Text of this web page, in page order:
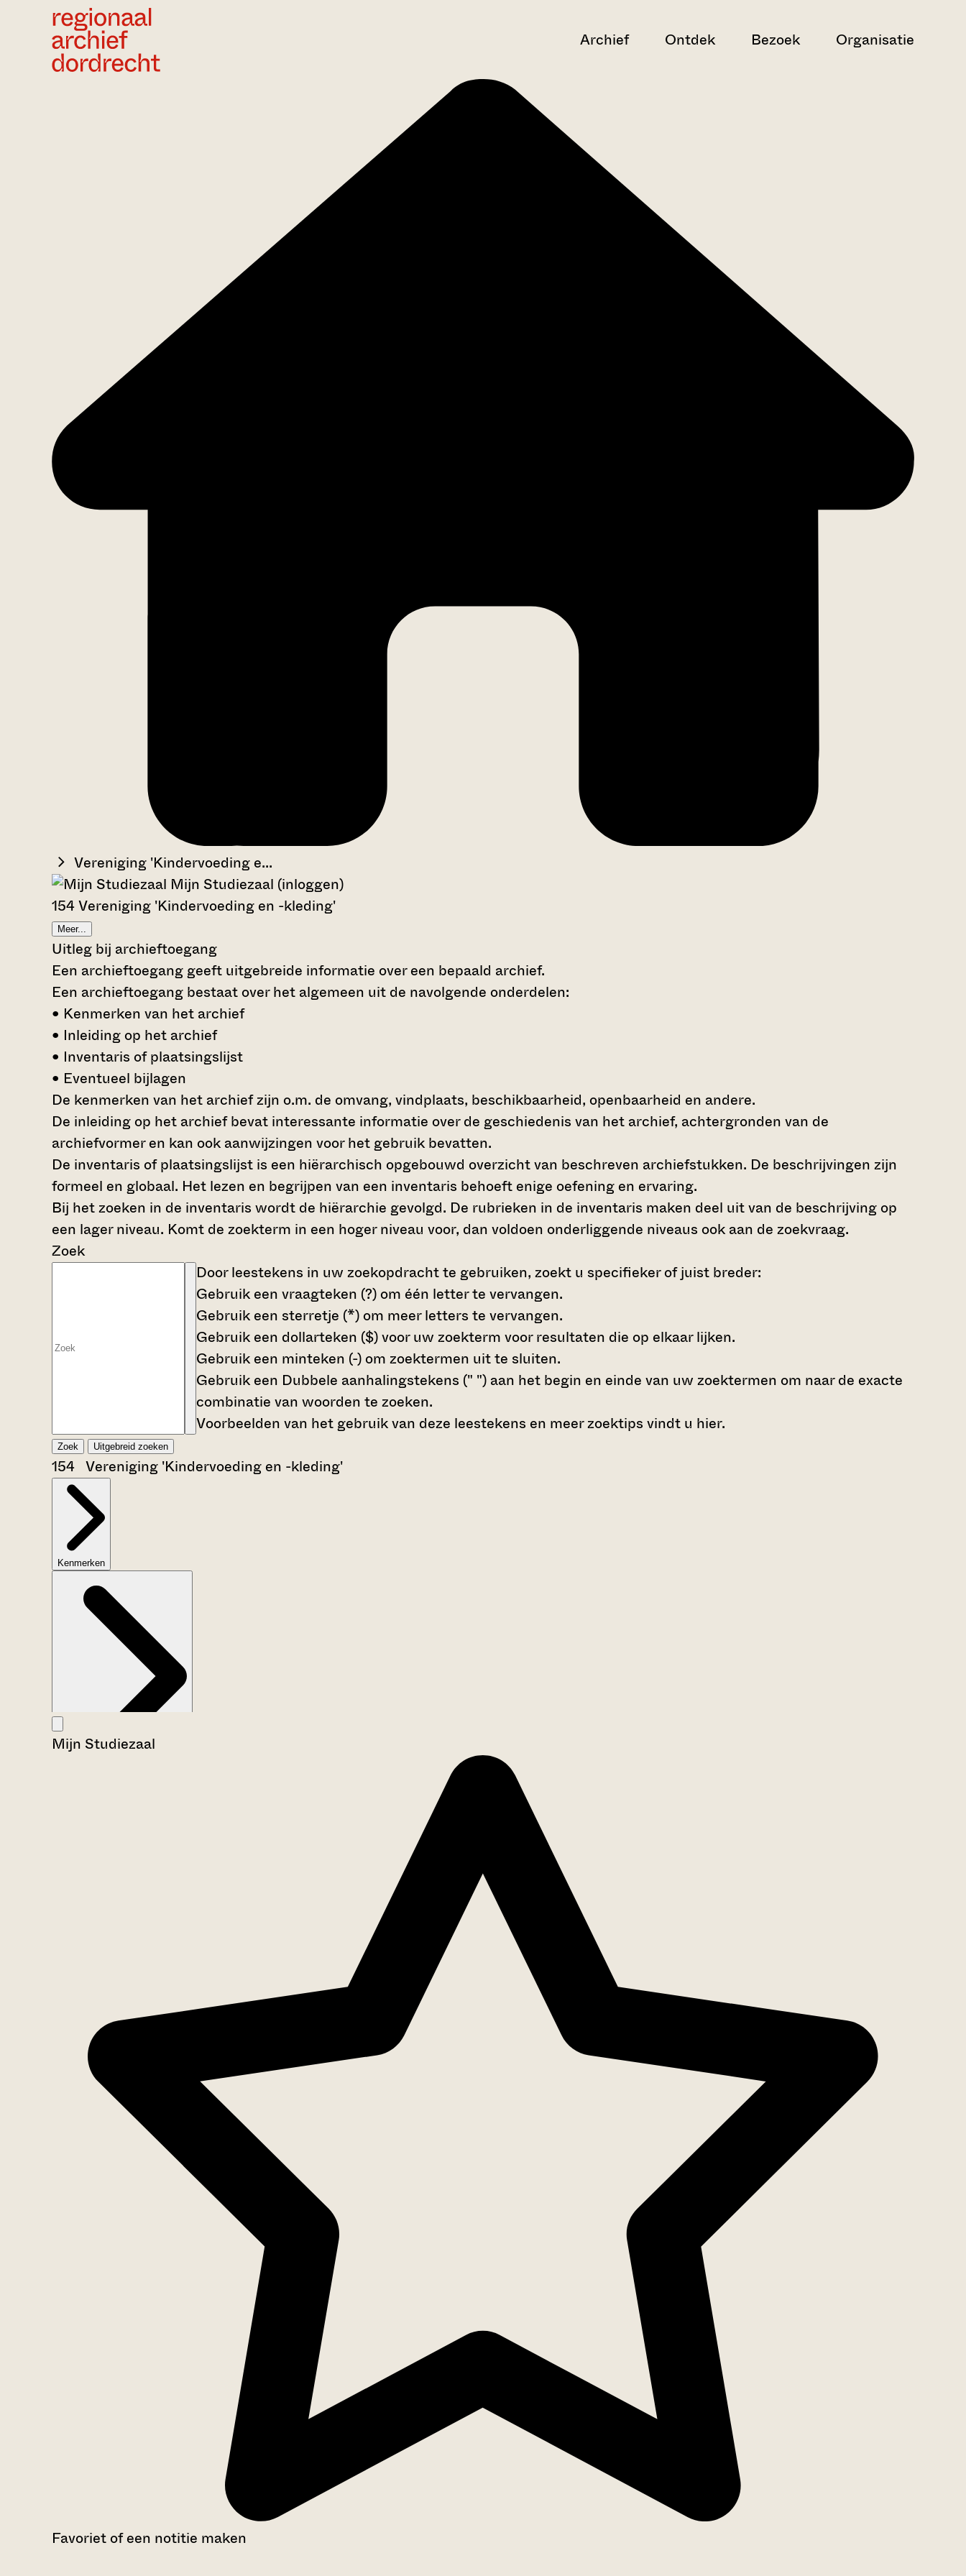
Archief Ontdek Bezoek Organisatie
Vereniging 'Kindervoeding e...
Mijn Studiezaal (inloggen)
154 Vereniging 'Kindervoeding en -kleding'
Meer...
Uitleg bij archieftoegang
Een archieftoegang geeft uitgebreide informatie over een bepaald archief.
Een archieftoegang bestaat over het algemeen uit de navolgende onderdelen:
• Kenmerken van het archief
• Inleiding op het archief
• Inventaris of plaatsingslijst
• Eventueel bijlagen
De kenmerken van het archief zijn o.m. de omvang, vindplaats, beschikbaarheid, openbaarheid en andere.
De inleiding op het archief bevat interessante informatie over de geschiedenis van het archief, achtergronden van de
archiefvormer en kan ook aanwijzingen voor het gebruik bevatten.
De inventaris of plaatsingslijst is een hiërarchisch opgebouwd overzicht van beschreven archiefstukken. De beschrijvingen zijn
formeel en globaal. Het lezen en begrijpen van een inventaris behoeft enige oefening en ervaring.
Bij het zoeken in de inventaris wordt de hiërarchie gevolgd. De rubrieken in de inventaris maken deel uit van de beschrijving op
een lager niveau. Komt de zoekterm in een hoger niveau voor, dan voldoen onderliggende niveaus ook aan de zoekvraag.
Zoek
Door leestekens in uw zoekopdracht te gebruiken, zoekt u specifieker of juist breder:
Gebruik een vraagteken (?) om één letter te vervangen.
Gebruik een sterretje (*) om meer letters te vervangen.
Gebruik een dollarteken ($)voor uw zoekterm voor resultaten die op elkaar lijken.
Gebruik een minteken (-) om zoektermen uit te sluiten.
Gebruik een Dubbele aanhalingstekens (" ") aan het begin en einde van uw zoektermen om naar de exacte
combinatie van woorden te zoeken.
Voorbeelden van het gebruik van deze leestekens en meer zoektips vindt u hier.
Zoek Uitgebreid zoeken
154 Vereniging 'Kindervoeding en -kleding'
Kenmerken
Mijn Studiezaal
Favoriet of een notitie maken